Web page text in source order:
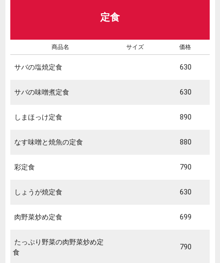
定食
商品名 サイズ 価格
サバの塩焼定食 630
サバの味噌煮定食 630
しまほっけ定食 890
なす味噌と焼魚の定食 880
彩定食 790
しょうが焼定食 630
肉野菜炒め定食 699
たっぷり野菜の肉野菜炒め定
食
790